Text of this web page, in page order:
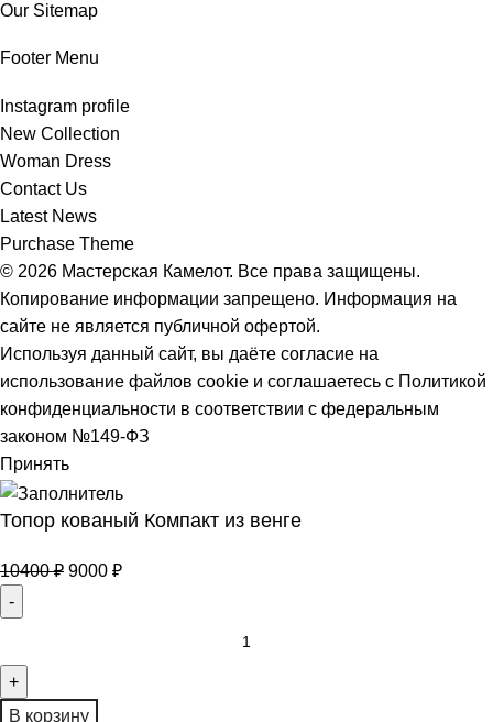
Our Sitemap
Footer Menu
Instagram profile
New Collection
Woman Dress
Contact Us
Latest News
Purchase Theme
© 2026 Мастерская Камелот. Все права защищены.
Копирование информации запрещено. Информация на
сайте не является публичной офертой.
Используя данный сайт, вы даёте согласие на
использование файлов cookie и соглашаетесь с Политикой
конфиденциальности в соответствии с федеральным
законом №149-ФЗ
Принять
Топор кованый Компакт из венге
10400₽ 9000 ₽
В корзину